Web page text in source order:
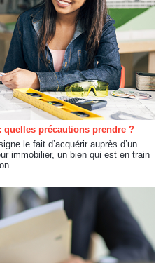
quelles précautions prendre ?
le fait d’acquérir auprès d’un
immobilier, un bien qui est en train